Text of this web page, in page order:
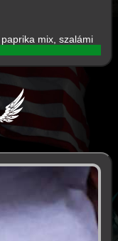
mix, szalámi